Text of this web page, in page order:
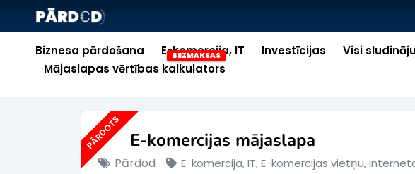
Biznesa pārdošana E-komercija, IT Investīcijas Visi
Mājaslapas vērtības kalkulators
E-komercijas mājaslapa
Pārdod E-komercija, IT,E-komercijas vietņu,
PĀRDOTS